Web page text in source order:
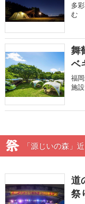
多
む
舞
ベ
福
施
「源じいの森」
道
祭